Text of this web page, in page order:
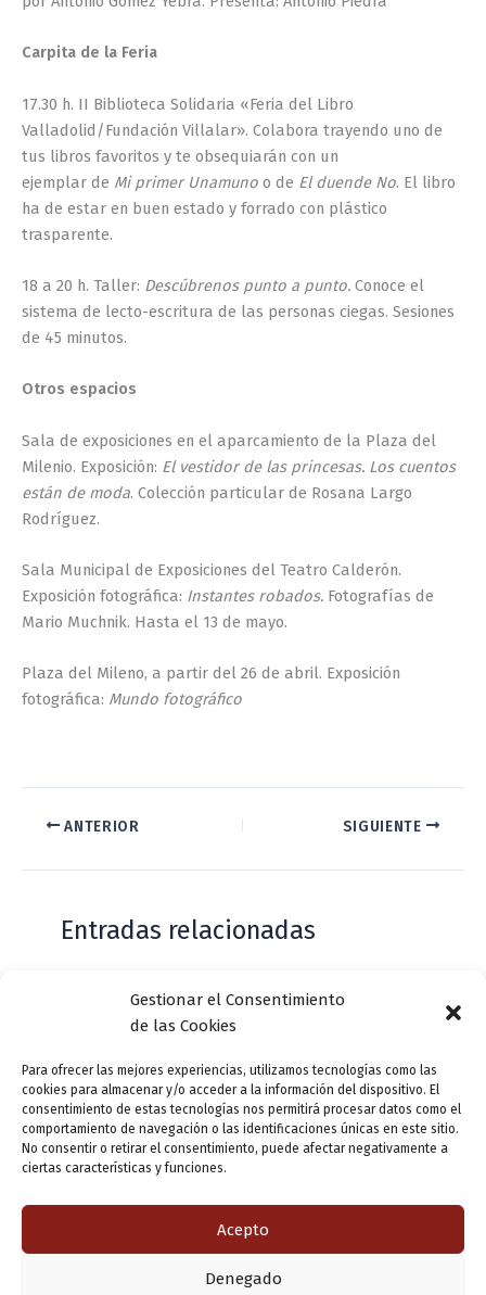
Gestionar el Consentimiento
de las Cookies
Para ofrecer las mejores experiencias, utilizamos tecnologías como las
cookies para almacenar y/o acceder a la información del dispositivo. El
consentimiento de estas tecnologías nos permitirá procesar datos como el
comportamiento de navegación o las identificaciones únicas en este sitio.
No consentir o retirar el consentimiento, puede afectar negativamente a
ciertas características y funciones.
Acepto
Denegado
Carpita de la Feria
17.30 h. II Biblioteca Solidaria «Feria del Libro
Valladolid/Fundación Villalar». Colabora trayendo uno de
tus libros favoritos y te obsequiarán con un
ejemplar de Mi primer Unamuno o de El duende No. El libro
ha de estar en buen estado y forrado con plástico
trasparente.
18 a 20 h. Taller: Descúbrenos punto a punto. Conoce el
sistema de lecto-escritura de las personas ciegas. Sesiones
de 45 minutos.
Otros espacios
Sala de exposiciones en el aparcamiento de la Plaza del
Milenio. Exposición: El vestidor de las princesas. Los cuentos
están de moda. Colección particular de Rosana Largo
Rodríguez.
Sala Municipal de Exposiciones del Teatro Calderón.
Exposición fotográfica: Instantes robados. Fotografías de
Mario Muchnik. Hasta el 13 de mayo.
Plaza del Mileno, a partir del 26 de abril. Exposición
fotográfica: Mundo fotográfico
ANTERIOR SIGUIENTE
Entradas relacionadas
Casa de Zorrilla conmemorarán el 168
aniversario del estreno de Don Juan
Tenorio
Deja un comentario / Actualidad / Por VLLensutinta
Actualidad / Por